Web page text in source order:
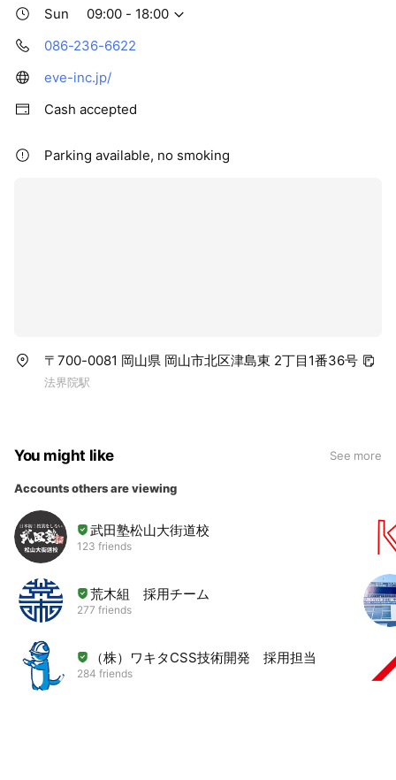
Sun
09:00 - 18:00
086-236-6622
eve-inc.jp/
Cash accepted
Parking available, no smoking
〒700-0081 岡山県 岡山市北区津島東 2丁目1番36号
法界院駅
You might like See more
Accounts others are viewing
武田塾松山大街道校
123 friends
荒木組 採用チーム
277 friends
（株）ワキタCSS技術開発 採用担当
284 friends